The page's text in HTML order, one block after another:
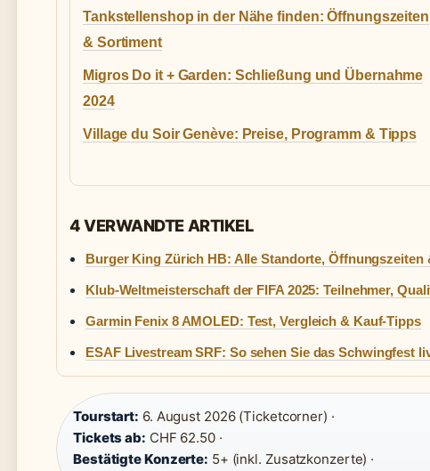
Tankstellenshop in der Nähe finden: Öffnungszeiten
& Sortiment
Migros Do it + Garden: Schließung und Übernahme
2024
Village du Soir Genève: Preise, Programm & Tipps
4 VERWANDTE ARTIKEL
Burger King Zürich HB: Alle Standorte, Öffnungszeiten
Klub-Weltmeisterschaft der FIFA 2025: Teilnehmer,
Garmin Fenix 8 AMOLED: Test, Vergleich & Kauf-Tipps
ESAF Livestream SRF: So sehen Sie das Schwingfest
Tourstart: 6. August 2026 (Ticketcorner) ·
Tickets ab: CHF 62.50 ·
Bestätigte Konzerte: 5+ (inkl. Zusatzkonzerte) ·